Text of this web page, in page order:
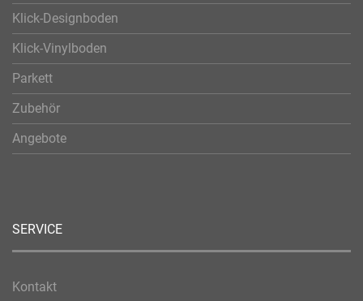
Klick-Designboden
Klick-Vinylboden
Parkett
Zubehör
Angebote
SERVICE
Kontakt